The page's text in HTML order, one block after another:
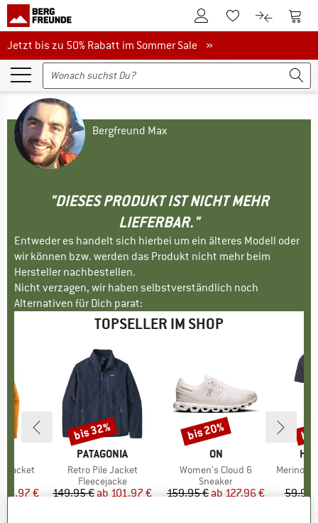
Zum KundenkontoZum Merkzettel.
Zum Zum
Jetzt bis zu 50% Rabatt im Sommer Sale
Jetzt bis zu 50% Rabatt im Sommer Sale »
Bergfreund Max
"DIESES PRODUKT IST NICHT MEHR
LIEFERBAR."
Entweder es handelt sich hierbei um ein älteres Modell oder
wir können bzw. werden das Produkt nicht mehr beim
Hersteller nachbestellen.
Nicht verzagen, wir haben selbstverständlich noch
Alternativen für Dich parat:
TOPSELLER IM SHOP
Jacket
Preis
€
MARKE
PATAGONIA
Artikel
Retro Pile Jacket
Produktgruppe
Fleecejacke
Preis
149,95 € reduzierter Preis
ab 101,97 €
Rabatt
bis 32%
MARKE
ON
Artikel
Women's Cloud 6
Produktgruppe
Sneaker
Preis
159,95 € reduzierter Preis
ab 127,96 €
Rabatt
bis 20%
Artikel
MerinoMix150
59,95